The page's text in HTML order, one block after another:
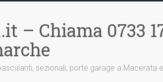
– Chiama 0733
sezionali, porte garage a Macerata